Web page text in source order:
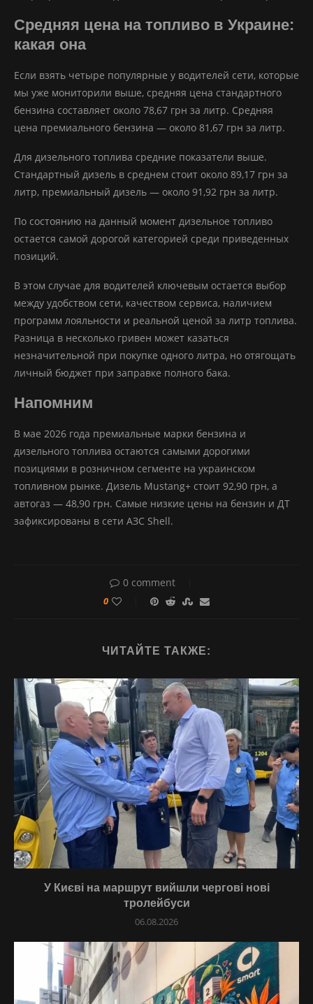
Средняя цена на топливо в Украине:
какая она
Если взять четыре популярные у водителей сети, которые
мы уже мониторили выше, средняя цена стандартного
бензина составляет около 78,67 грн за литр. Средняя
цена премиального бензина — около 81,67 грн за литр.
Для дизельного топлива средние показатели выше.
Стандартный дизель в среднем стоит около 89,17 грн за
литр, премиальный дизель — около 91,92 грн за литр.
По состоянию на данный момент дизельное топливо
остается самой дорогой категорией среди приведенных
позиций.
В этом случае для водителей ключевым остается выбор
между удобством сети, качеством сервиса, наличием
программ лояльности и реальной ценой за литр топлива.
Разница в несколько гривен может казаться
незначительной при покупке одного литра, но отягощать
личный бюджет при заправке полного бака.
Напомним
В мае 2026 года премиальные марки бензина и
дизельного топлива остаются самыми дорогими
позициями в розничном сегменте на украинском
топливном рынке. Дизель Mustang+ стоит 92,90 грн, а
автогаз — 48,90 грн. Самые низкие цены на бензин и ДТ
зафиксированы в сети АЗС Shell.
0 comment
0
ЧИТАЙТЕ ТАКЖЕ:
У Києві на маршрут вийшли чергові нові
тролейбуси
06.08.2026